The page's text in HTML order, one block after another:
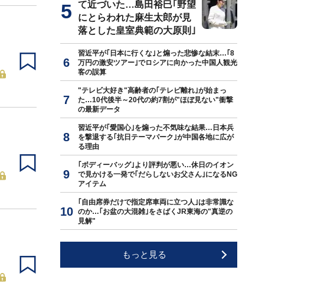
て近づいた…島田裕巳｢野望
にとらわれた麻生太郎が見
落とした皇室典範の大原則｣
習近平が｢日本に行くな｣と煽った悲惨な結末…｢8
万円の激安ツアー｣でロシアに向かった中国人観光
客の誤算
"テレビ大好き"高齢者の｢テレビ離れ｣が始まっ
た…10代後半～20代の約7割が"ほぼ見ない"衝撃
の最新データ
習近平が｢愛国心｣を煽った不気味な結果…日本兵
を撃退する｢抗日テーマパーク｣が中国各地に広が
る理由
｢ボディーバッグ｣より評判が悪い…休日のイオン
で見かける一発で｢だらしないお父さん｣になるNG
アイテム
｢自由席券だけで指定席車両に立つ人｣は非常識な
のか…｢お盆の大混雑｣をさばくJR東海の"真逆の
見解"
もっと見る